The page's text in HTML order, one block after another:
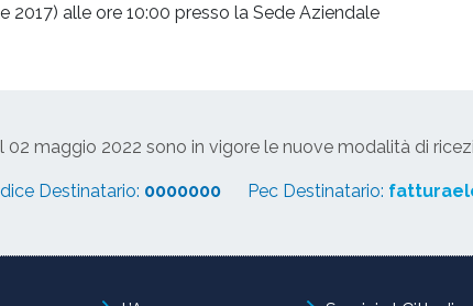
2017) alle ore 10:00 presso la Sede Aziendale
02 maggio 2022 sono in vigore le nuove modalità di
Destinatario: 0000000 Pec Destinatario: